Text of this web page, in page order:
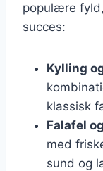
populære
succes:
Kylling
klassisk
Falafel
med
sund og